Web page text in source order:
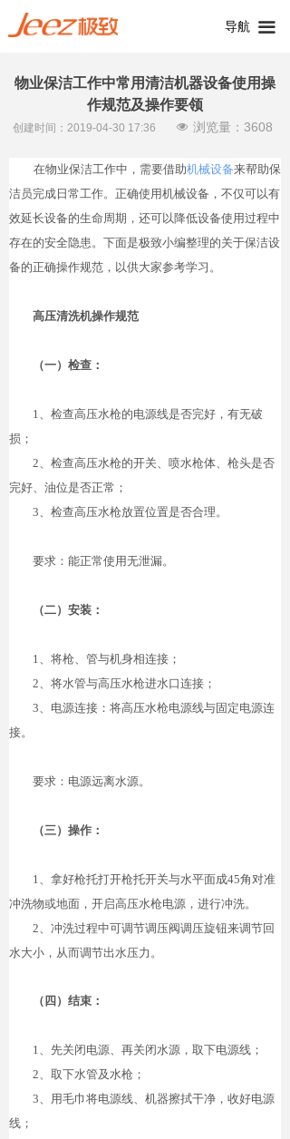
导航 끀
物业保洁工作中常用清洁机器设备使用操
作规范及操作要领
在物业保洁工作中，需要借助机械设备来帮助保
洁员完成日常工作。正确使用机械设备，不仅可以有
效延长设备的生命周期，还可以降低设备使用过程中
存在的安全隐患。下面是极致小编整理的关于保洁设
备的正确操作规范，以供大家参考学习。
高压清洗机操作规范
（一）检查：
1、检查高压水枪的电源线是否完好，有无破
损；
2、检查高压水枪的开关、喷水枪体、枪头是否
完好、油位是否正常；
3、检查高压水枪放置位置是否合理。
要求：能正常使用无泄漏。
（二）安装：
1、将枪、管与机身相连接；
2、将水管与高压水枪进水口连接；
3、电源连接：将高压水枪电源线与固定电源连
接。
要求：电源远离水源。
（三）操作：
1、拿好枪托打开枪托开关与水平面成45角对准
冲洗物或地面，开启高压水枪电源，进行冲洗。
2、冲洗过程中可调节调压阀调压旋钮来调节回
水大小，从而调节出水压力。
（四）结束：
1、先关闭电源、再关闭水源，取下电源线；
2、取下水管及水枪；
3、用毛巾将电源线、机器擦拭干净，收好电源
线；
创建时间： 2019-04-30 17:36 넶 浏览量： 3608